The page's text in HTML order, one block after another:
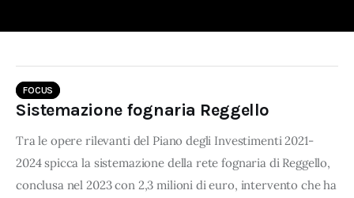
FOCUS
Sistemazione fognaria Reggello
Tra le opere rilevanti del Piano degli Investimenti 2021-
2024 spicca la sistemazione della rete fognaria di Reggello,
conclusa nel 2023 con 2,3 milioni di euro, intervento che ha